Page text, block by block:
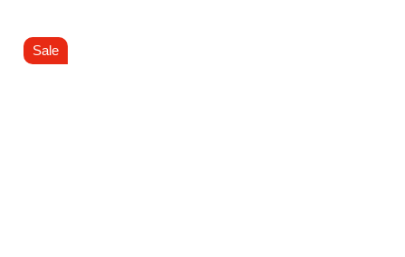
Sale